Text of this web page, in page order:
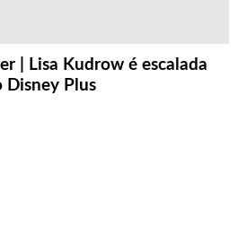
| Lisa Kudrow é escalada
Disney Plus